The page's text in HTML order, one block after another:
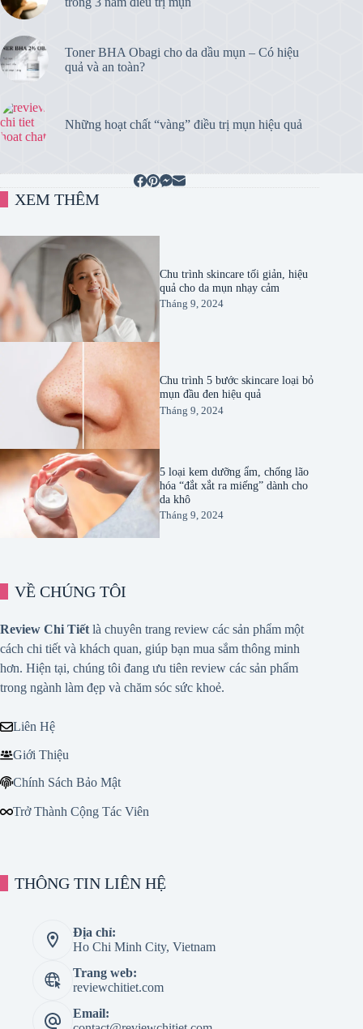
Toner BHA Obagi cho da dầu mụn – Có hiệu
quả và an toàn?
Những hoạt chất “vàng” điều trị mụn hiệu quả
XEM THÊM
Chu trình skincare tối giản, hiệu
quả cho da mụn nhạy cảm
Tháng 9, 2024
Chu trình 5 bước skincare loại bỏ
mụn đầu đen hiệu quả
Tháng 9, 2024
5 loại kem dưỡng ẩm, chống lão
hóa “đắt xắt ra miếng” dành cho
da khô
Tháng 9, 2024
VỀ CHÚNG TÔI
Review Chi Tiếtlà chuyên trang review các sản phẩm một
cách chi tiết và khách quan, giúp bạn mua sắm thông minh
hơn. Hiện tại, chúng tôi đang ưu tiên review các sản phẩm
trong ngành làm đẹp và chăm sóc sức khoẻ.
Liên Hệ
Giới Thiệu
Chính Sách Bảo Mật
Trở Thành Cộng Tác Viên
THÔNG TIN LIÊN HỆ
Địa chỉ:
Ho Chi Minh City, Vietnam
Trang web:
reviewchitiet.com
Email: